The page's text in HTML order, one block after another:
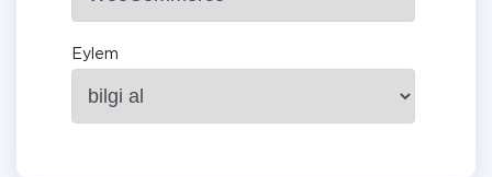
Eylem